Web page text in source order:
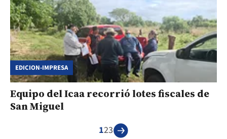
EDICION-IMPRESA
Equipo del Icaa recorrió lotes fiscales de
San Miguel
123